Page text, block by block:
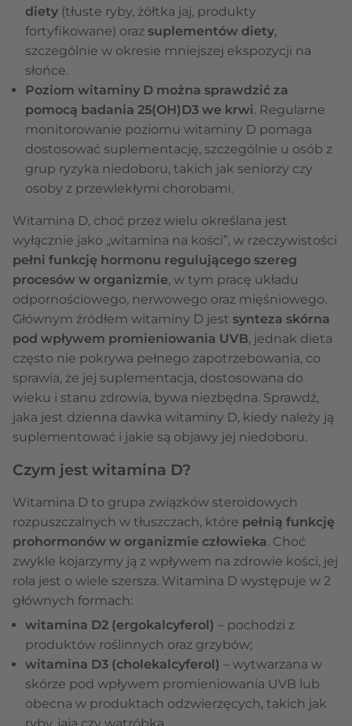
diety (tłuste ryby, żółtka jaj, produkty
fortyfikowane) oraz suplementów diety,
szczególnie w okresie mniejszej ekspozycji na
słońce.
Poziom witaminy D można sprawdzić za
pomocą badania 25(OH)D3 we krwi. Regularne
monitorowanie poziomu witaminy D pomaga
dostosować suplementację, szczególnie u osób z
grup ryzyka niedoboru, takich jak seniorzy czy
osoby z przewlekłymi chorobami.
Witamina D, choć przez wielu określana jest
wyłącznie jako „witamina na kości”, w rzeczywistości
pełni funkcję hormonu regulującego szereg
procesów w organizmie, w tym pracę układu
odpornościowego, nerwowego oraz mięśniowego.
Głównym źródłem witaminy D jest synteza skórna
pod wpływem promieniowania UVB, jednak dieta
często nie pokrywa pełnego zapotrzebowania, co
sprawia, że jej suplementacja, dostosowana do
wieku i stanu zdrowia, bywa niezbędna. Sprawdź,
jaka jest dzienna dawka witaminy D, kiedy należy ją
suplementować i jakie są objawy jej niedoboru.
Czym jest witamina D?
Witamina D to grupa związków steroidowych
rozpuszczalnych w tłuszczach, które pełnią funkcję
prohormonów w organizmie człowieka. Choć
zwykle kojarzymy ją z wpływem na zdrowie kości, jej
rola jest o wiele szersza. Witamina D występuje w 2
głównych formach:
witamina D2 (ergokalcyferol) – pochodzi z
produktów roślinnych oraz grzybów;
witamina D3 (cholekalcyferol) – wytwarzana w
skórze pod wpływem promieniowania UVB lub
obecna w produktach odzwierzęcych, takich jak